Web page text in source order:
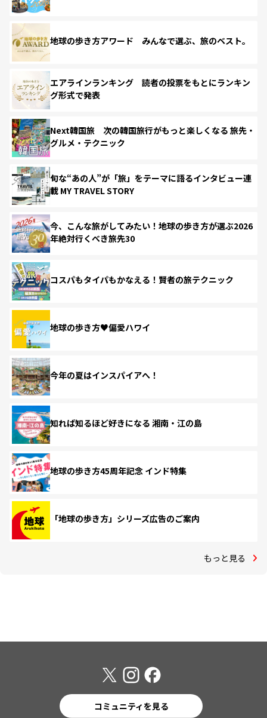
地球の歩き方アワード みんなで選ぶ、旅のベスト。
エアラインランキング 読者の投票をもとにランキン
グ形式で発表
Next韓国旅 次の韓国旅行がもっと楽しくなる 旅先・
グルメ・テクニック
旬な“あの人”が「旅」をテーマに語るインタビュー連
載 MY TRAVEL STORY
今、こんな旅がしてみたい！地球の歩き方が選ぶ2026
年絶対行くべき旅先30
コスパもタイパもかなえる！賢者の旅テクニック
地球の歩き方♥偏愛ハワイ
今年の夏はインスパイアへ！
知れば知るほど好きになる 湘南・江の島
地球の歩き方45周年記念 インド特集
「地球の歩き方」シリーズ広告のご案内
もっと見る
コミュニティを見る